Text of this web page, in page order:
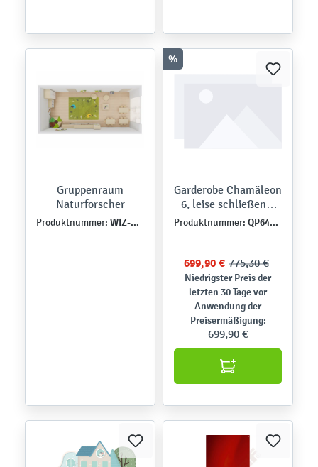
Gruppenraum
Naturforscher
Produktnummer: WIZ-PRZ-QU-0019
%
Garderobe Chamäleon
6, leise schließend,
Ahorn Jylland, Grün-
- B-Ware)
Produktnummer: QP64299
699,90 € 775,30 €
Niedrigster Preis der
letzten 30 Tage vor
Anwendung der
Preisermäßigung:
699,90 €